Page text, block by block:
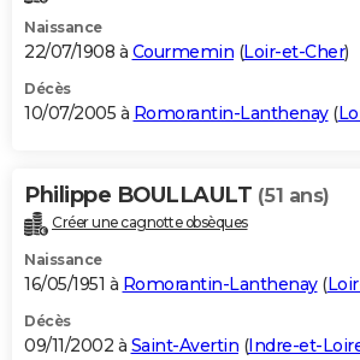
Naissance
22/07/1908 à Courmemin (Loir-et-Cher)
Décès
10/07/2005 à Romorantin-Lanthenay(
Philippe BOULLAULT (51 ans)
Créer une cagnotte obsèques
Naissance
16/05/1951 à Romorantin-Lanthenay(
Décès
09/11/2002 à Saint-Avertin (Indre-et-